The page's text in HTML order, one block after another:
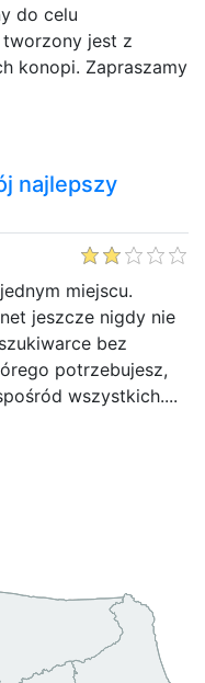
do celu
tworzony jest z
konopi. Zapraszamy
najlepszy
miejscu.
jeszcze nigdy nie
bez
potrzebujesz,
wszystkich....